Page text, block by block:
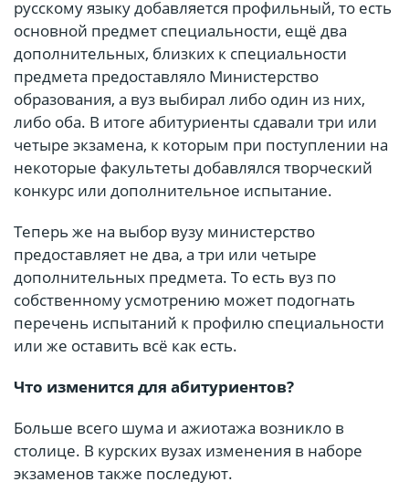
русскому языку добавляется профильный, то есть
основной предмет специальности, ещё два
дополнительных, близких к специальности
предмета предоставляло Министерство
образования, а вуз выбирал либо один из них,
либо оба. В итоге абитуриенты сдавали три или
четыре экзамена, к которым при поступлении на
некоторые факультеты добавлялся творческий
конкурс или дополнительное испытание.
Теперь же на выбор вузу министерство
предоставляет не два, а три или четыре
дополнительных предмета. То есть вуз по
собственному усмотрению может подогнать
перечень испытаний к профилю специальности
или же оставить всё как есть.
Что изменится для абитуриентов?
Больше всего шума и ажиотажа возникло в
столице. В курских вузах изменения в наборе
экзаменов также последуют.